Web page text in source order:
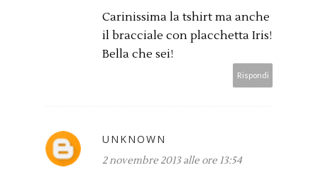
Carinissima la tshirt ma anche
il bracciale con placchetta Iris!
Bella che sei!
Rispondi
UNKNOWN
2 novembre 2013 alle ore 13:54